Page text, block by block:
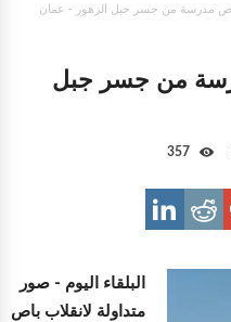
مدرسة من جسر جبل الزهور - عمان
من جسر جبل
البلقاء اليوم - صور
متداولة لانقلاب باص